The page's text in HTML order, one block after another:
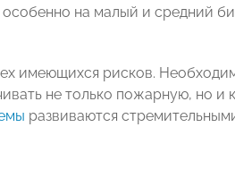
на малый и средний
имеющихся рисков.
не только пожарную, но и
развиваются